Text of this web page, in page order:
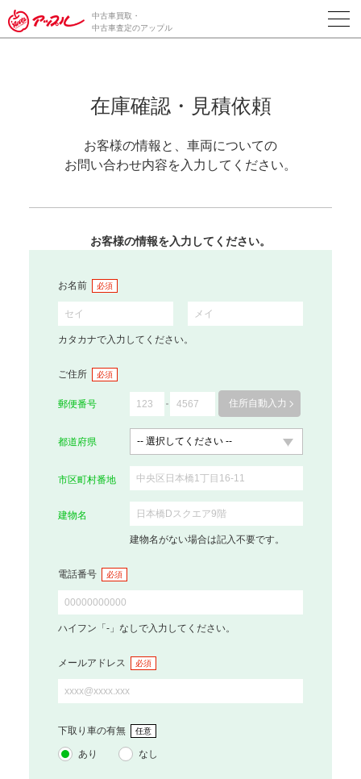
中古車買取・
中古車査定のアップル
在庫確認・見積依頼
お客様の情報と、車両についての
お問い合わせ内容を入力してください。
お客様の情報を入力してください。
お名前 必須
カタカナで入力してください。
ご住所 必須
郵便番号 住所自動入力
都道府県
市区町村番地
建物名
建物名がない場合は記入不要です。
電話番号 必須
ハイフン「-」なしで入力してください。
メールアドレス 必須
下取り車の有無 任意
あり なし